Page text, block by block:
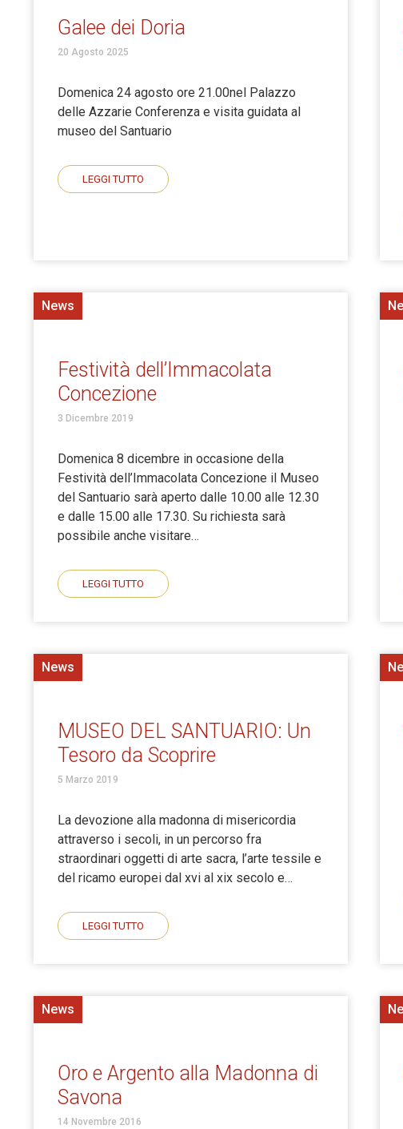
Galee dei Doria
20 Agosto 2025
Domenica 24 agosto ore 21.00nel Palazzo
delle Azzarie Conferenza e visita guidata al
museo del Santuario
LEGGI TUTTO
News
Festività dell’Immacolata
Concezione
3 Dicembre 2019
Domenica 8 dicembre in occasione della
Festività dell’Immacolata Concezione il Museo
del Santuario sarà aperto dalle 10.00 alle 12.30
e dalle 15.00 alle 17.30. Su richiesta sarà
possibile anche visitare…
LEGGI TUTTO
News
MUSEO DEL SANTUARIO: Un
Tesoro da Scoprire
5 Marzo 2019
La devozione alla madonna di misericordia
attraverso i secoli, in un percorso fra
straordinari oggetti di arte sacra, l’arte tessile e
del ricamo europei dal xvi al xix secolo e…
LEGGI TUTTO
News
Oro e Argento alla Madonna di
Savona
14 Novembre 2016